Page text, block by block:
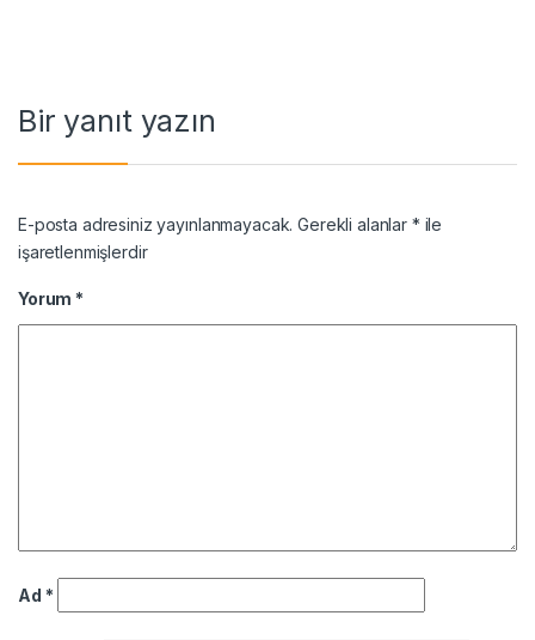
Bir yanıt yazın
E-posta adresiniz yayınlanmayacak. Gerekli alanlar * ile
işaretlenmişlerdir
Yorum *
Ad *